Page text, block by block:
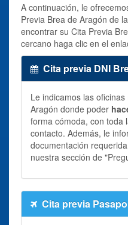
A continuación, le
Previa Brea de Aragón de
encontrar su Cita Previa
cercano haga clic en el
Cita previa DNI
Le indicamos las
Aragón donde poder
forma cómoda, con toda
contacto. Además, le
documentación
nuestra sección de
Cita previa